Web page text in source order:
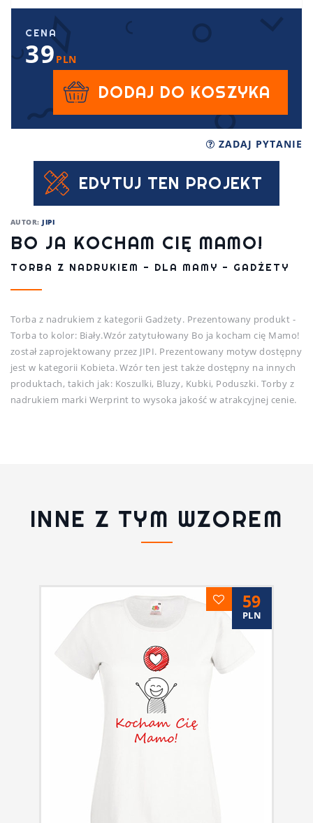
AUTOR:JIPI
BO JA KOCHAM CIĘ MAMO!
TORBA Z NADRUKIEM - DLA MAMY - GADŻETY
Torba z nadrukiem z kategorii Gadżety. Prezentowany produkt -
Torba to kolor: Biały.Wzór zatytułowany Bo ja kocham cię Mamo!
został zaprojektowany przez JIPI. Prezentowany motyw dostępny
jest w kategorii Kobieta. Wzór ten jest także dostępny na innych
produktach, takich jak: Koszulki, Bluzy, Kubki, Poduszki. Torby z
nadrukiem marki Werprint to wysoka jakość w atrakcyjnej cenie.
CENA
39PLN
DODAJ DO KOSZYKA
ZADAJ PYTANIE
EDYTUJ TEN PROJEKT
INNE Z TYM WZOREM
59
PLN